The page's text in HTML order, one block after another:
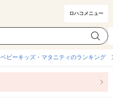
ロハコメニュー
カテゴリ選択
ベビーキッズ・マタニティのランキング